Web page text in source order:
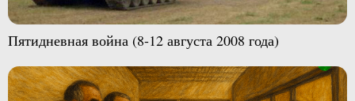
Пятидневная война (8-12 августа 2008 года)